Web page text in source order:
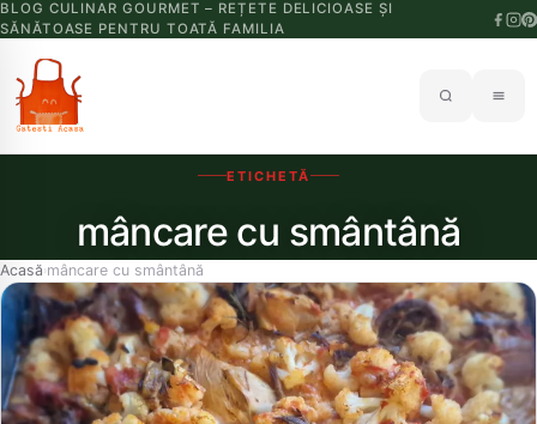
BLOG CULINAR GOURMET – REȚETE DELICIOASE ȘI
SĂNĂTOASE PENTRU TOATĂ FAMILIA
ETICHETĂ
mâncare cu smântână
Acasă›mâncare cu smântână